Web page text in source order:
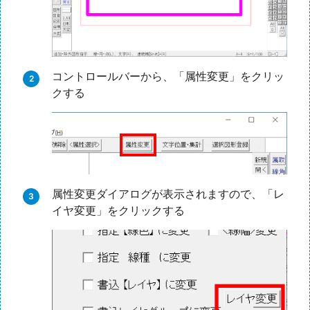
コントロールバーから、「属性変更」をクリッ
クする
属性変更ダイアログが表示されますので、「レ
イヤ変更」をクリックする